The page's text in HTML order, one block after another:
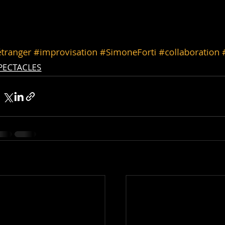
#improvisation #SimoneForti #collaboration